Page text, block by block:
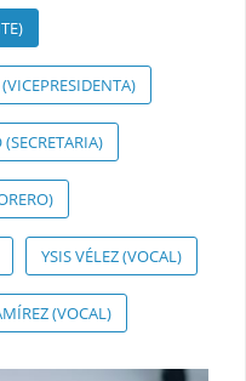
YSIS VÉLEZ (VOCAL)
(VOCAL)